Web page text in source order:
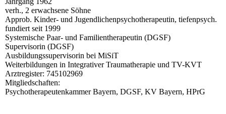
verh., 2 erwachsene Söhne
Approb. Kinder- und Jugendlichenpsychotherapeutin, tiefenpsych.
fundiert seit 1999
Systemische Paar- und Familientherapeutin (DGSF)
Supervisorin (DGSF)
Ausbildungssupervisorin bei MiSiT
Weiterbildungen in Integrativer Traumatherapie und TV-KVT
Arztregister: 745102969
Mitgliedschaften:
Psychotherapeutenkammer Bayern, DGSF, KV Bayern, HPrG